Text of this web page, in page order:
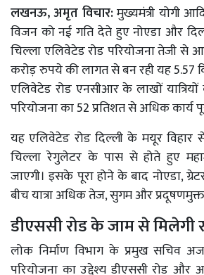
लखनऊ, अमृत विचार:मुख्यमंत्री योगी
विजन को नई गति देते हुए नोएडा और
चिल्ला एलिवेटेड रोड परियोजना तेजी से
करोड़ रुपये की लागत से बन रही यह 5.57
एलिवेटेड रोड एनसीआर के लाखों
परियोजना का 52 प्रतिशत से अधिक कार्य
यह एलिवेटेड रोड दिल्ली के मयूर
चिल्ला रेगुलेटर के पास से होते हुए
जाएगी। इसके पूरा होने के बाद नोएडा,
बीच यात्रा अधिक तेज, सुगम और प्रदूषणमुक्त
डीएससी रोड के जाम से मिलेगी
लोक निर्माण विभाग के प्रमुख सचिव
परियोजना का उद्देश्य डीएससी रोड और